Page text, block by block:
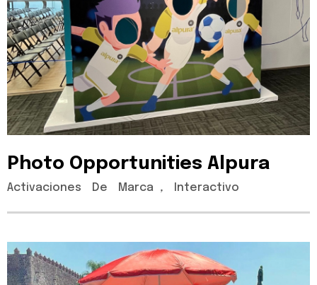
Photo Opportunities Alpura
Activaciones De Marca , Interactivo